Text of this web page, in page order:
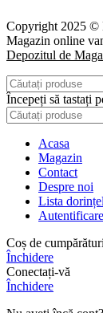
Copyright 2025 ©
Magazin online
Depozitul de
Începeți să tastați
Acasa
Magazin
Contact
Despre noi
Lista
Coș de cumpărături
Închidere
Conectați-vă
Închidere